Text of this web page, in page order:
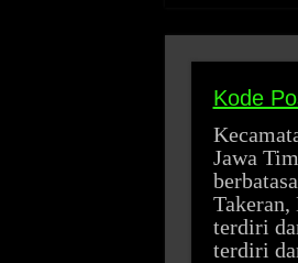
Kode
Jawa
Takeran,
terdiri
terdiri